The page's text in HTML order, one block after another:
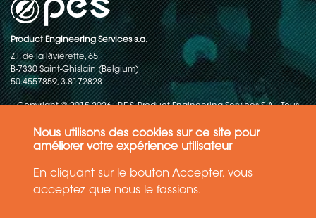
Nous utilisons des cookies sur ce site pour
améliorer votre expérience utilisateur
En cliquant sur le bouton Accepter, vous
acceptez que nous le fassions.
Product Engineering Services s.a.
Z.I. de la Rivièrette, 65
B-7330 Saint-Ghislain (Belgium)
50.4557859, 3.8172828
Copyright © 2015-2026 - P.E.S. Product Engineering Services S.A. - Tous
Politique de protection des données
Conditions générales de ventes